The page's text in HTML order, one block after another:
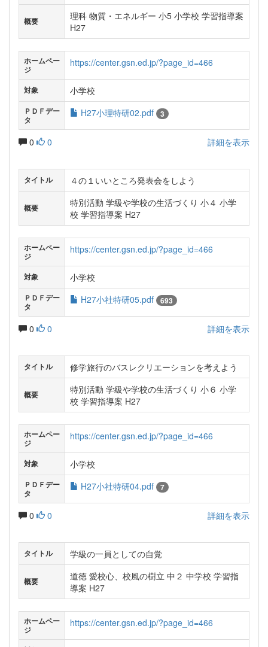
概要
理科 物質・エネルギー 小5 小学校 学習指導案
H27
ホームペー
ジ
https://center.gsn.ed.jp/?page_id=466
対象 小学校
ＰＤＦデー
タ
H27小理特研02.pdf 3
0 0 詳細を表示
タイトル ４の１いいところ発表会をしよう
概要
特別活動 学級や学校の生活づくり 小４ 小学
校 学習指導案 H27
ホームペー
ジ
https://center.gsn.ed.jp/?page_id=466
対象 小学校
ＰＤＦデー
タ
H27小社特研05.pdf 693
0 0 詳細を表示
タイトル 修学旅行のバスレクリエーションを考えよう
概要
特別活動 学級や学校の生活づくり 小６ 小学
校 学習指導案 H27
ホームペー
ジ
https://center.gsn.ed.jp/?page_id=466
対象 小学校
ＰＤＦデー
タ
H27小社特研04.pdf 7
0 0 詳細を表示
タイトル 学級の一員としての自覚
概要
道徳 愛校心、校風の樹立 中２ 中学校 学習指
導案 H27
ホームペー
ジ
https://center.gsn.ed.jp/?page_id=466